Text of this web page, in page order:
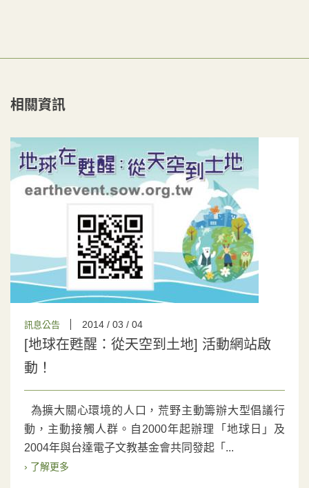
相關資訊
訊息公告 2014 / 03 / 04
[地球在甦醒：從天空到土地] 活動網站啟
動！
為擴大關心環境的人口，荒野主動籌辦大型倡議行
動，主動接觸人群。自2000年起辦理「地球日」及
2004年與台達電子文教基金會共同發起「...
› 了解更多